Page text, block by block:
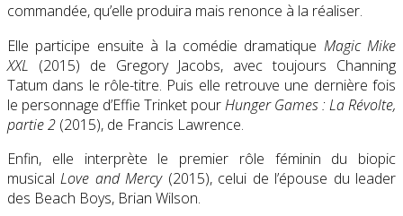
commandée, qu’elle produira mais renonce à la réaliser.
Elle participe ensuite à la comédie dramatique Magic Mike
XXL (2015) de Gregory Jacobs, avec toujours Channing
Tatum dans le rôle-titre. Puis elle retrouve une dernière fois
le personnage d’Effie Trinket pourHunger Games : La Révolte,
partie 2 (2015), de Francis Lawrence.
Enfin, elle interprète le premier rôle féminin du biopic
musicalLove and Mercy (2015), celui de l’épouse du leader
des Beach Boys, Brian Wilson.